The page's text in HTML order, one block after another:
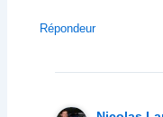
Répondeur